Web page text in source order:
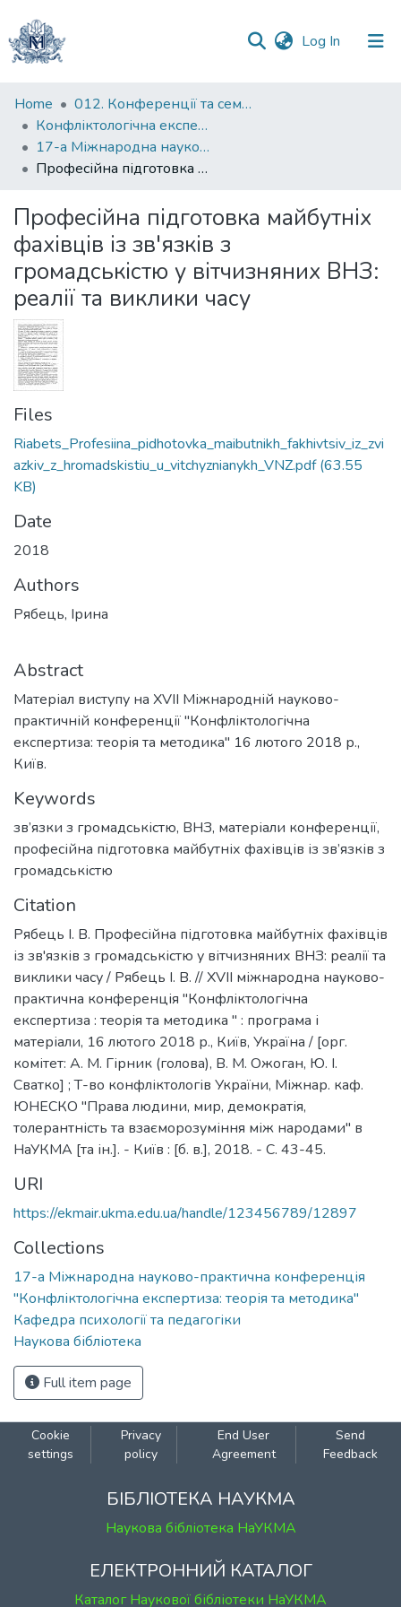
Log In (current)
Communities
&
Collections
All of DSpace
Statistics
Home
012. Конференції та семінари НаУКМА
Конфліктологічна експертиза: теорія та методика
17-а Міжнародна науково-практична конференція "Конфліктологічна експертиза: теорія та методика"
Професійна підготовка майбутніх фахівців із зв'язків з громадськістю у вітчизняних ВНЗ: реалії та виклики часу
Професійна підготовка майбутніх
фахівців із зв'язків з
громадськістю у вітчизняних ВНЗ:
реалії та виклики часу
Files
Riabets_Profesiina_pidhotovka_maibutnikh_fakhivtsiv_iz_zvi
azkiv_z_hromadskistiu_u_vitchyznianykh_VNZ.pdf(63.55
KB)
Date
2018
Authors
Рябець, Ірина
Abstract
Матеріал виступу на XVІІ Міжнародній науково-
практичній конференції "Конфліктологічна
експертиза: теорія та методика" 16 лютого 2018 р.,
Київ.
Keywords
зв’язки з громадськістю, ВНЗ, матеріали конференції,
професійна підготовка майбутніх фахівців із зв’язків з
громадськістю
Citation
Рябець І. В. Професійна підготовка майбутніх фахівців
із зв'язків з громадськістю у вітчизняних ВНЗ: реалії та
виклики часу / Рябець І. В. // XVІІ міжнародна науково-
практична конференція "Конфліктологічна
експертиза : теорія та методика " : програма і
матеріали, 16 лютого 2018 р., Київ, Україна / [орг.
комітет: А. М. Гірник (голова), В. М. Ожоган, Ю. І.
Сватко] ; Т-во конфліктологів України, Міжнар. каф.
ЮНЕСКО "Права людини, мир, демократія,
толерантність та взаєморозуміння між народами" в
НаУКМА [та ін.]. - Київ : [б. в.], 2018. - С. 43-45.
URI
https://ekmair.ukma.edu.ua/handle/123456789/12897
Collections
17-а Міжнародна науково-практична конференція
"Конфліктологічна експертиза: теорія та методика"
Кафедра психології та педагогіки
Наукова бібліотека
Full item page
Cookie
settings
Privacy
policy
End User
Agreement
Send
Feedback
БІБЛІОТЕКА НАУКМА
Наукова бібліотека НаУКМА
ЕЛЕКТРОННИЙ КАТАЛОГ
Каталог Наукової бібліотеки НаУКМА